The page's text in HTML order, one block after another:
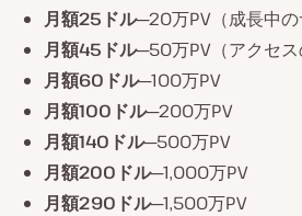
月額25ドル─20万PV（成長中の
月額45ドル─50万PV（アクセス
月額60ドル─100万PV
月額100ドル─200万PV
月額140ドル─500万PV
月額200ドル─1,000万PV
月額290ドル─1,500万PV